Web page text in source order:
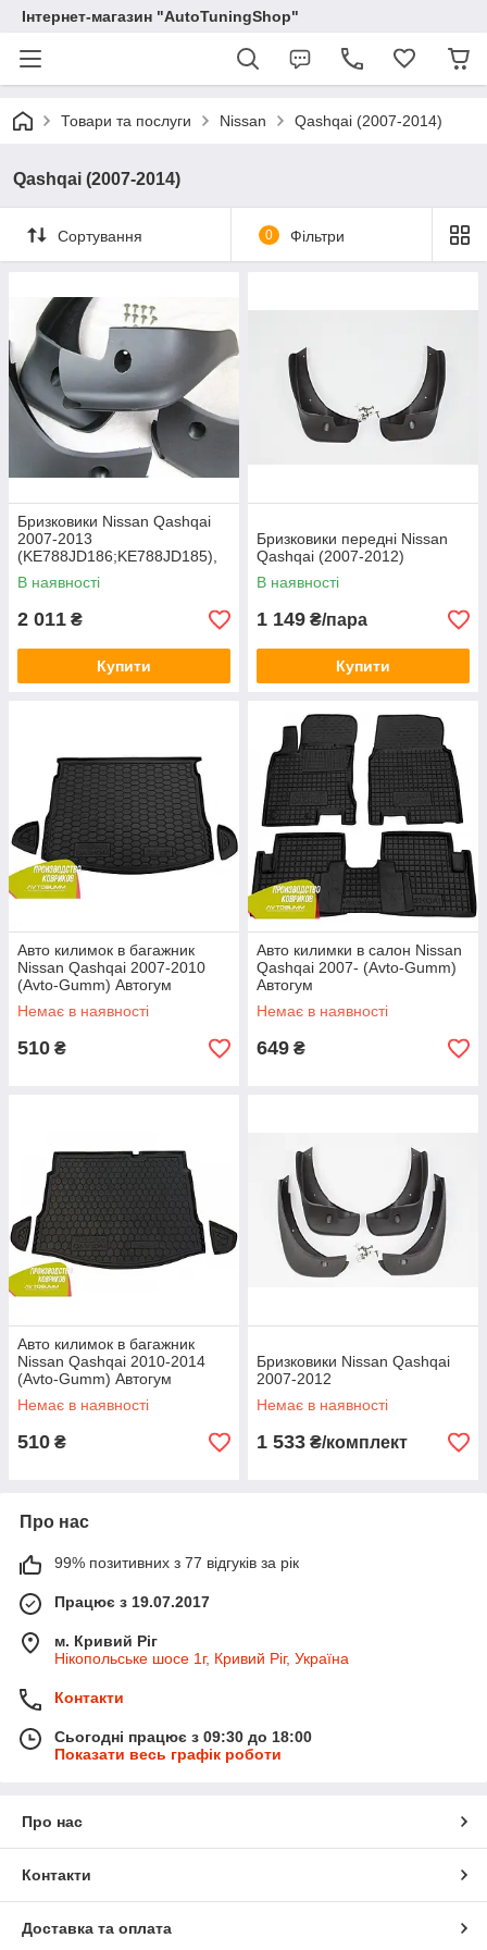
Інтернет-магазин "AutoTuningShop"
Товари та послуги Nissan Qashqai (2007-2014)
Qashqai (2007-2014)
Сортування 0 Фільтри
Бризковики Nissan Qashqai
2007-2013
(KE788JD186;KE788JD185),
кт. 4шт
В наявності
2 011 ₴
Купити
Бризковики передні Nissan
Qashqai (2007-2012)
В наявності
1 149 ₴/пара
Купити
Авто килимок в багажник
Nissan Qashqai 2007-2010
(Avto-Gumm) Автогум
Немає в наявності
510 ₴
Авто килимки в салон Nissan
Qashqai 2007- (Avto-Gumm)
Автогум
Немає в наявності
649 ₴
Авто килимок в багажник
Nissan Qashqai 2010-2014
(Avto-Gumm) Автогум
Немає в наявності
510 ₴
Бризковики Nissan Qashqai
2007-2012
Немає в наявності
1 533 ₴/комплект
Про нас
99% позитивних з 77 відгуків за рік
Працює з 19.07.2017
м. Кривий Ріг
Нікопольське шосе 1г, Кривий Ріг, Україна
Контакти
Сьогодні працює з 09:30 до 18:00
Показати весь графік роботи
Про нас
Контакти
Доставка та оплата